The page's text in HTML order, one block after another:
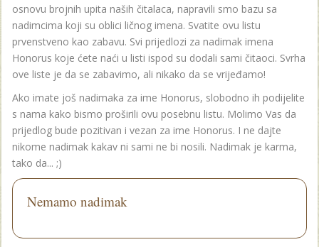
osnovu brojnih upita naših čitalaca, napravili smo bazu sa
nadimcima koji su oblici ličnog imena. Svatite ovu listu
prvenstveno kao zabavu. Svi prijedlozi za nadimak imena
Honorus koje ćete naći u listi ispod su dodali sami čitaoci. Svrha
ove liste je da se zabavimo, ali nikako da se vrijeđamo!
Ako imate još nadimaka za ime Honorus, slobodno ih podijelite
s nama kako bismo proširili ovu posebnu listu. Molimo Vas da
prijedlog bude pozitivan i vezan za ime Honorus. I ne dajte
nikome nadimak kakav ni sami ne bi nosili. Nadimak je karma,
tako da... ;)
Nemamo nadimak